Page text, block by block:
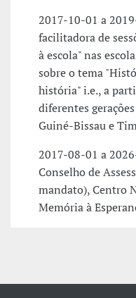
2017-10-01 a
facilitadora de
à escola" nas
sobre o tema
história" i.e., a
diferentes
Guiné-Bissau e
2017-08-01 a
Conselho de
mandato), Centro
Memória à